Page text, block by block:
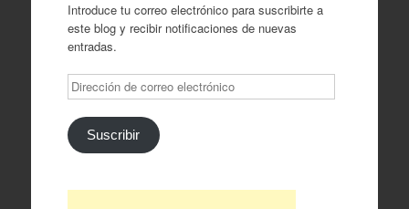
Introduce tu correo electrónico para suscribirte a
este blog y recibir notificaciones de nuevas
entradas.
Dirección
de
correo
electrónico
Suscribir